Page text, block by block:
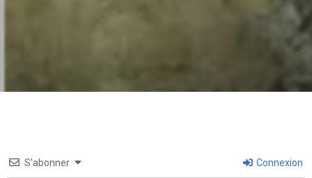
S’abonner Connexion